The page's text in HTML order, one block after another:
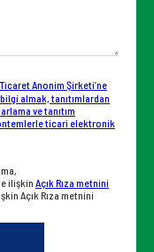
Anonim Şirketi’ne
almak, tanıtımlardan
ve tanıtım
ticari elektronik
ilişkin Açık Rıza metnini
Açık Rıza metnini